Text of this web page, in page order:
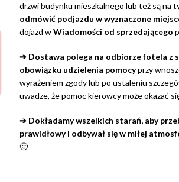
drzwi budynku mieszkalnego lub też są na
odmówić podjazdu w wyznaczone
dojazd wWiadomości od sprzedającego
➔ Dostawa polega na odbiorze fotela z
obowiązku udzielenia pomocyprzy
wyrażeniem zgody lub po ustaleniu
uwadze, że pomoc kierowcy może okazać
➔ Dokładamy wszelkich starań, aby
prawidłowy i odbywał się w miłej
🙂